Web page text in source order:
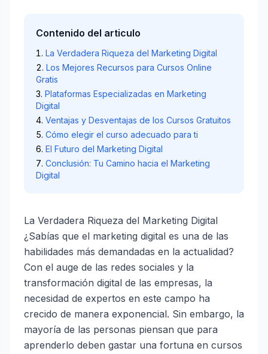
Contenido del articulo
La Verdadera Riqueza del Marketing Digital
Los Mejores Recursos para Cursos Online
Gratis
Plataformas Especializadas en Marketing
Digital
Ventajas y Desventajas de los Cursos Gratuitos
Cómo elegir el curso adecuado para ti
El Futuro del Marketing Digital
Conclusión: Tu Camino hacia el Marketing
Digital
La Verdadera Riqueza del Marketing Digital
¿Sabías que el marketing digital es una de las
habilidades más demandadas en la actualidad?
Con el auge de las redes sociales y la
transformación digital de las empresas, la
necesidad de expertos en este campo ha
crecido de manera exponencial. Sin embargo, la
mayoría de las personas piensan que para
aprenderlo deben gastar una fortuna en cursos